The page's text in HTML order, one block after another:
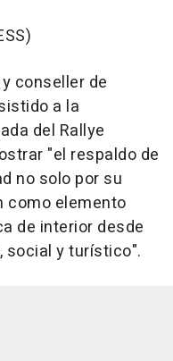
conseller de
a la
del Rallye
"el respaldo de
no solo por su
como elemento
de interior desde
social y turístico".